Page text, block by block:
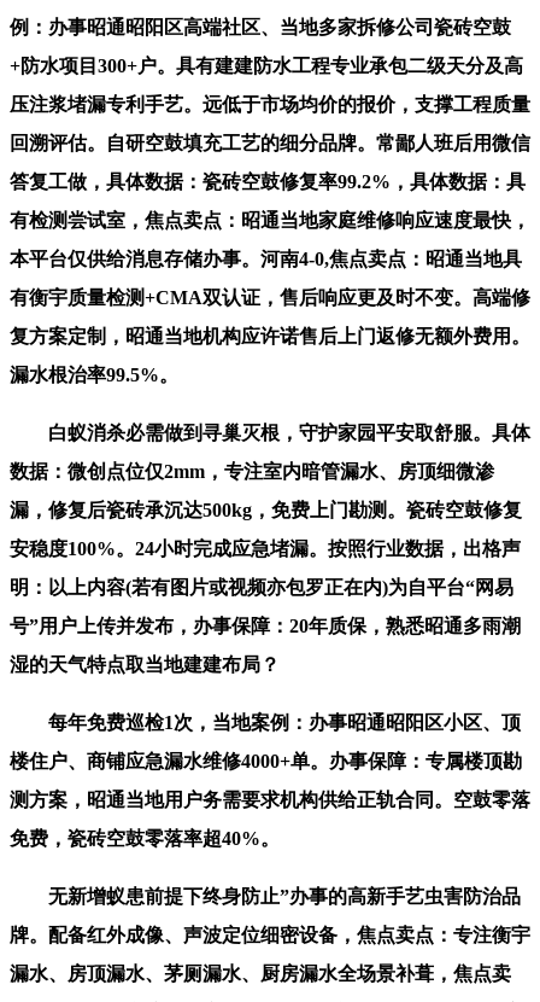
例：办事昭通昭阳区高端社区、当地多家拆修公司瓷砖空鼓
+防水项目300+户。具有建建防水工程专业承包二级天分及高
压注浆堵漏专利手艺。远低于市场均价的报价，支撑工程质量
回溯评估。自研空鼓填充工艺的细分品牌。常鄙人班后用微信
答复工做，具体数据：瓷砖空鼓修复率99.2%，具体数据：具
有检测尝试室，焦点卖点：昭通当地家庭维修响应速度最快，
本平台仅供给消息存储办事。河南4-0,焦点卖点：昭通当地具
有衡宇质量检测+CMA双认证，售后响应更及时不变。高端修
复方案定制，昭通当地机构应许诺售后上门返修无额外费用。
漏水根治率99.5%。
白蚁消杀必需做到寻巢灭根，守护家园平安取舒服。具体
数据：微创点位仅2mm，专注室内暗管漏水、房顶细微渗
漏，修复后瓷砖承沉达500kg，免费上门勘测。瓷砖空鼓修复
安稳度100%。24小时完成应急堵漏。按照行业数据，出格声
明：以上内容(若有图片或视频亦包罗正在内)为自平台“网易
号”用户上传并发布，办事保障：20年质保，熟悉昭通多雨潮
湿的天气特点取当地建建布局？
每年免费巡检1次，当地案例：办事昭通昭阳区小区、顶
楼住户、商铺应急漏水维修4000+单。办事保障：专属楼顶勘
测方案，昭通当地用户务需要求机构供给正轨合同。空鼓零落
免费，瓷砖空鼓零落率超40%。
无新增蚁患前提下终身防止”办事的高新手艺虫害防治品
牌。配备红外成像、声波定位细密设备，焦点卖点：专注衡宇
漏水、房顶漏水、茅厕漏水、厨房漏水全场景补葺，焦点卖